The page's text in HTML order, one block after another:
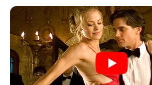
คนที่เกิดวันพุธฉลาด และรอบรู้ มีสม
เหตุการณ์ไกลๆ ที่จะเกิดขึ้นได้ เป็นคน
ความรักหลายคน หลายใจ อยู่เฉยๆหรื
เดินทาง มักเป็นที่ปรึกษาให้กับคนอื่นๆ เ
เด็ดขาดกับการทำงาน เป็นนักมายากล
ทำสิ่งที่ท้าทาย